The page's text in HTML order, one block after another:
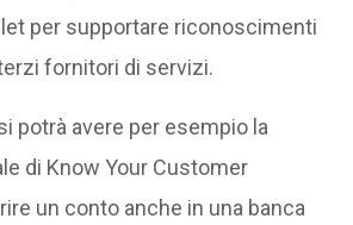
per supportare riconoscimenti
fornitori di servizi.
potrà avere per esempio la
di Know Your Customer
un conto anche in una banca